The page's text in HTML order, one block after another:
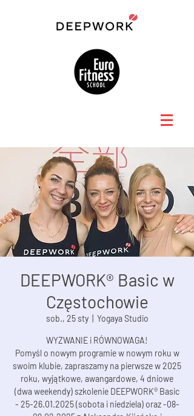
DEEPWORK® Basic w
Częstochowie
sob., 25 sty
  |
Yogaya Studio
WYZWANIE i RÓWNOWAGA!
Pomyśl o nowym programie w nowym roku w
swoim klubie, zapraszamy na pierwsze w 2025
roku, wyjątkowe, awangardowe, 4 dniowe
(dwa weekendy) szkolenie DEEPWORK® Basic
- 25-26.01.2025 (sobota i niedziela) oraz -08-